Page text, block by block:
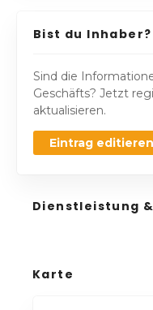
Bist du Inhaber?
Sind die
Geschäfts? Jetzt
aktualisieren.
Eintrag editieren
Dienstleistung
Karte